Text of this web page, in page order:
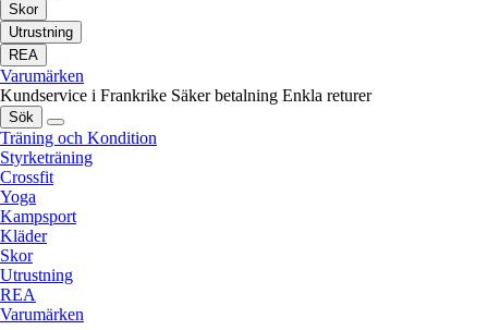
Skor
Utrustning
REA
Varumärken
Kundservice i Frankrike Säker betalning Enkla returer
Sök
Träning och Kondition
Styrketräning
Crossfit
Yoga
Kampsport
Kläder
Skor
Utrustning
REA
Varumärken